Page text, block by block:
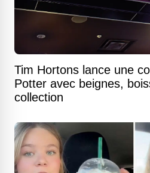
Tim Hortons lance une
Potter avec beignes,
collection